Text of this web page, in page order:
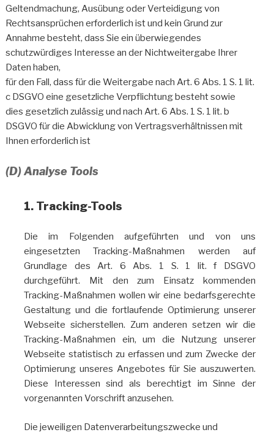
Geltendmachung, Ausübung oder Verteidigung von
Rechtsansprüchen erforderlich ist und kein Grund zur
Annahme besteht, dass Sie ein überwiegendes
schutzwürdiges Interesse an der Nichtweitergabe Ihrer
Daten haben,
für den Fall, dass für die Weitergabe nach Art. 6 Abs. 1 S. 1 lit.
c DSGVO eine gesetzliche Verpflichtung besteht sowie
dies gesetzlich zulässig und nach Art. 6 Abs. 1 S. 1 lit. b
DSGVO für die Abwicklung von Vertragsverhältnissen mit
Ihnen erforderlich ist
(D) Analyse Tools
1. Tracking-Tools
Die im Folgenden aufgeführten und von uns
eingesetzten Tracking-Maßnahmen werden auf
Grundlage des Art. 6 Abs. 1 S. 1 lit. f DSGVO
durchgeführt. Mit den zum Einsatz kommenden
Tracking-Maßnahmen wollen wir eine bedarfsgerechte
Gestaltung und die fortlaufende Optimierung unserer
Webseite sicherstellen. Zum anderen setzen wir die
Tracking-Maßnahmen ein, um die Nutzung unserer
Webseite statistisch zu erfassen und zum Zwecke der
Optimierung unseres Angebotes für Sie auszuwerten.
Diese Interessen sind als berechtigt im Sinne der
vorgenannten Vorschrift anzusehen.
Die jeweiligen Datenverarbeitungszwecke und